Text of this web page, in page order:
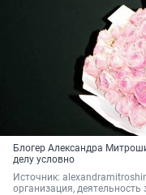
Блогер Александра
делу условно
Источник:
организация,